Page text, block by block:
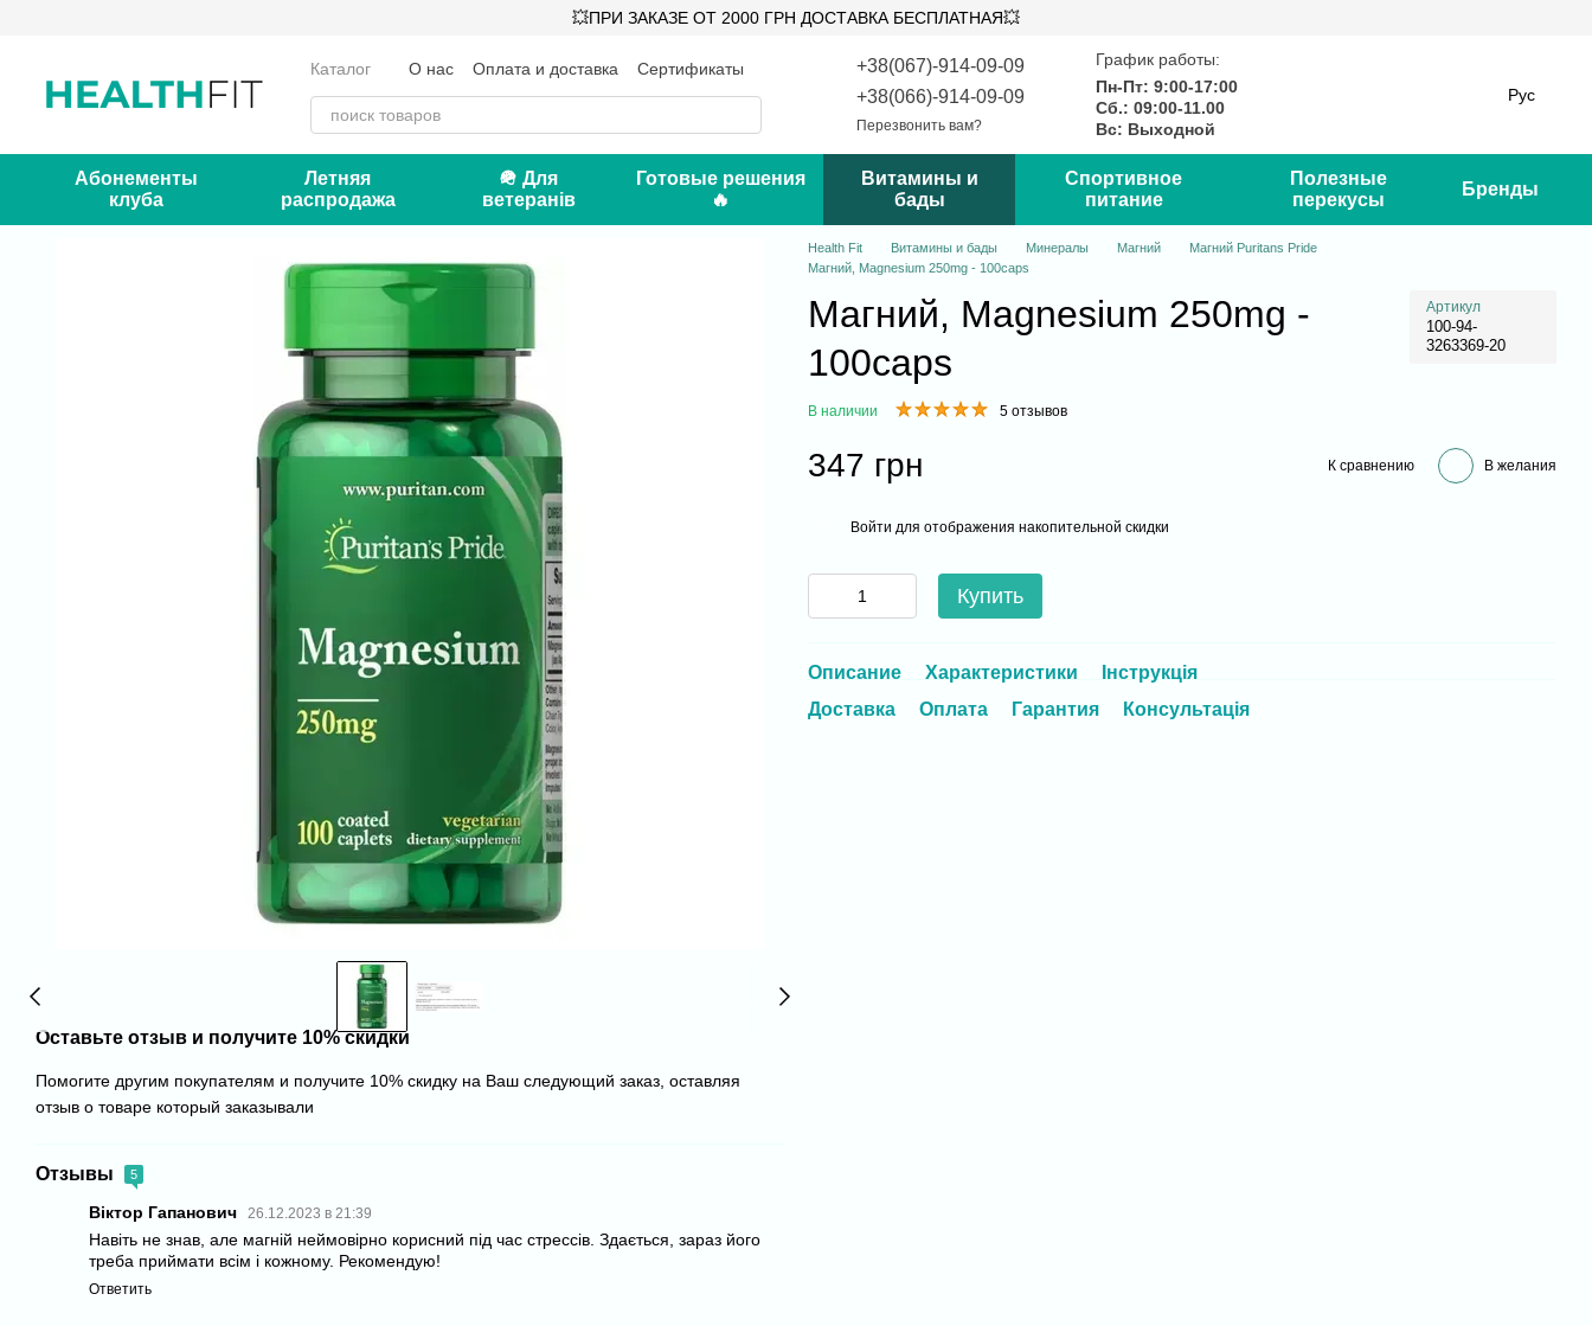
💥ПРИ ЗАКАЗЕ ОТ 2000 ГРН ДОСТАВКА БЕСПЛАТНАЯ💥
Каталог О нас Оплата и доставка
Сертификаты
Отзывы о магазине
Контакты Блог
+38(067)-914-09-09
+38(066)-914-09-09
Перезвонить вам?
График работы:
Пн-Пт: 9:00-17:00
Сб.: 09:00-11.00
Вс: Выходной
Рус
Абонементы
клуба
Летняя
распродажа
🪖 Для
ветеранів
Готовые решения
🔥
Витамины и
бады
Спортивное
питание
Полезные
перекусы
Бренды
Оставьте отзыв и получите 10% скидки
Помогите другим покупателям и получите 10% скидку на Ваш следующий заказ, оставляя
отзыв о товаре который заказывали
Отзывы 5
Віктор Гапанович 26.12.2023 в 21:39
Навіть не знав, але магній неймовірно корисний під час стрессів. Здається, зараз його
треба приймати всім і кожному. Рекомендую!
Ответить
Health Fit Витамины и бады Минералы Магний
Магний Puritans Pride
Магний, Magnesium 250mg - 100caps
Магний, Magnesium 250mg -
100caps
Артикул
100-94-
3263369-20
В наличии 5 отзывов
347 грн К сравнению В желания
Войти для отображения накопительной скидки
Купить
Описание Характеристики
Інструкція
Доставка
Оплата Гарантия Консультація